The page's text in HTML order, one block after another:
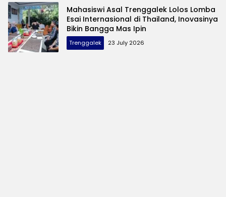
Mahasiswi Asal Trenggalek Lolos Lomba
Esai Internasional di Thailand, Inovasinya
Bikin Bangga Mas Ipin
Trenggalek 23 July 2026